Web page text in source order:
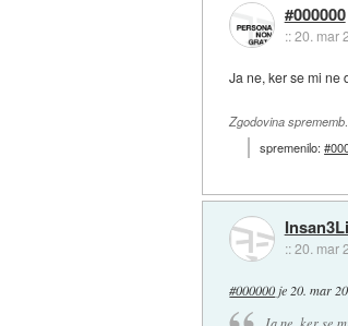
#000000
::20. mar
Ja ne, ker se mi ne
Zgodovina
spremenilo:
::20. mar
#000000 je 20. mar